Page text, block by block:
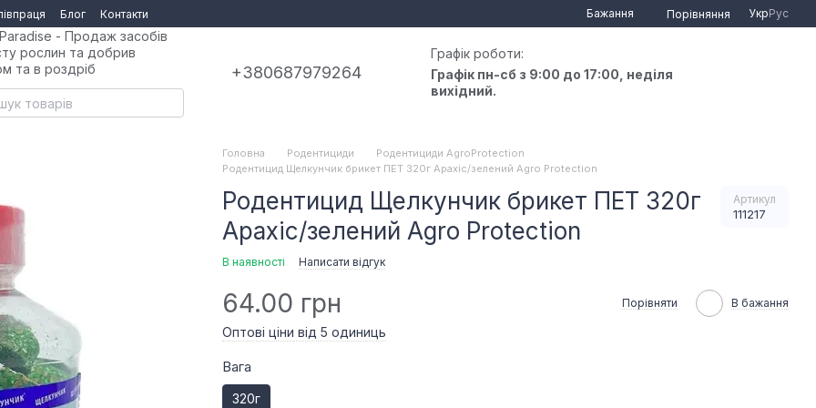
Блог Контакти Бажання Порівняння УкрРус
- Продаж засобів
рослин та добрив
та в роздріб
+380687979264
Графік роботи:
Графік пн-сб з 9:00 до 17:00, неділя
вихідний.
Головна Родентициди
Родентициди AgroProtection
Родентицид Щелкунчик брикет ПЕТ 320г Арахіс/зелений Agro Protection
Родентицид Щелкунчик брикет ПЕТ 320г
Арахіс/зелений Agro Protection
Артикул
111217
В наявності Написати відгук
64.00 грн Порівняти В бажання
Оптові ціни від 5 одиниць
Вага
320г